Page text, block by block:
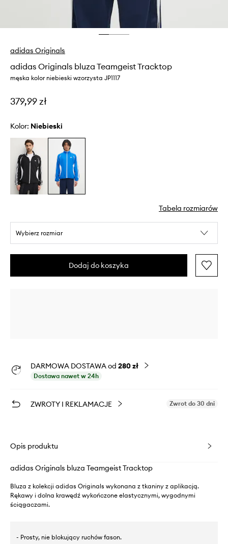
adidas Originals
adidas Originals bluza Teamgeist Tracktop
męska kolor niebieski wzorzysta JP1117
379,99 zł
Kolor: niebieski
Tabela rozmiarów
Wybierz rozmiar
Dodaj do koszyka
DARMOWA DOSTAWA od 280 zł
Dostawa nawet w 24h
ZWROTY I REKLAMACJE Zwrot do 30 dni
Opis produktu
adidas Originals bluza Teamgeist Tracktop
Bluza z kolekcji adidas Originals wykonana z tkaniny z aplikacją.
Rękawy i dolna krawędź wykończone elastycznymi, wygodnymi
ściągaczami.
- Prosty, nie blokujący ruchów fason.